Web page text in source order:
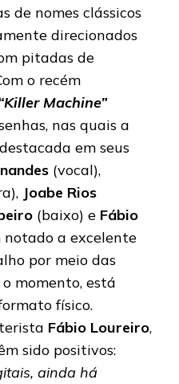
de nomes clássicos
direcionados
pitadas de
o recém
Machine”
nas quais a
em seus
(vocal),
Joabe Rios
(baixo) e Fábio
a excelente
por meio das
momento, está
físico.
Fábio Loureiro,
sido positivos:
ainda há